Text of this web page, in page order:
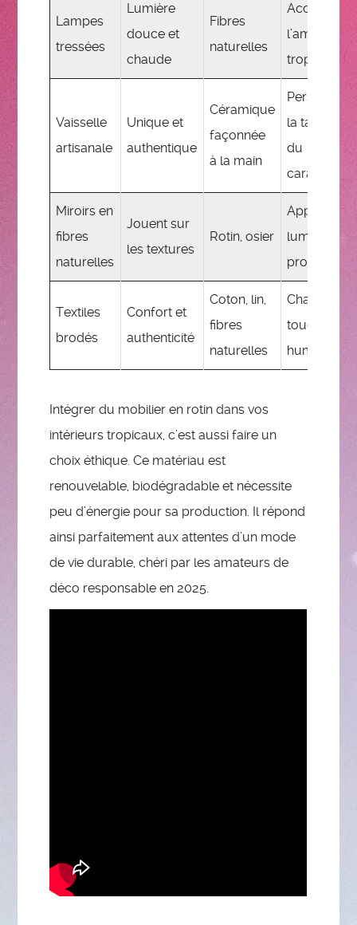
Lampes
tressées
Lumière
douce et
chaude
Fibres
naturelles
Accentue
l’ambiance
tropicale
Vaisselle
artisanale
Unique et
authentique
Céramique
façonnée
à la main
la table
du
caractère
Miroirs en
fibres
naturelles
Jouent sur
les textures
Rotin, osier
Apportent
lumière et
profondeur
Textiles
brodés
Confort et
authenticité
Coton, lin,
fibres
naturelles
Chaleur et
touche
humaine
Intégrer du mobilier en rotin dans vos
intérieurs tropicaux, c’est aussi faire un
choix éthique. Ce matériau est
renouvelable, biodégradable et nécessite
peu d’énergie pour sa production. Il répond
ainsi parfaitement aux attentes d’un mode
de vie durable, chéri par les amateurs de
déco responsable en 2025.